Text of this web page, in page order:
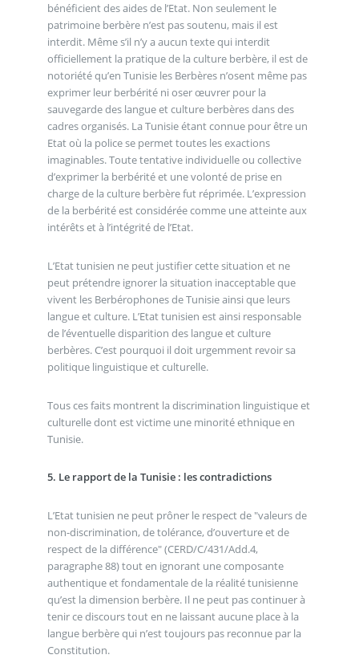
bénéficient des aides de l’Etat. Non seulement le
patrimoine berbère n’est pas soutenu, mais il est
interdit. Même s’il n’y a aucun texte qui interdit
officiellement la pratique de la culture berbère, il est de
notoriété qu’en Tunisie les Berbères n’osent même pas
exprimer leur berbérité ni oser œuvrer pour la
sauvegarde des langue et culture berbères dans des
cadres organisés. La Tunisie étant connue pour être un
Etat où la police se permet toutes les exactions
imaginables. Toute tentative individuelle ou collective
d’exprimer la berbérité et une volonté de prise en
charge de la culture berbère fut réprimée. L’expression
de la berbérité est considérée comme une atteinte aux
intérêts et à l’intégrité de l’Etat.
L’Etat tunisien ne peut justifier cette situation et ne
peut prétendre ignorer la situation inacceptable que
vivent les Berbérophones de Tunisie ainsi que leurs
langue et culture. L’Etat tunisien est ainsi responsable
de l’éventuelle disparition des langue et culture
berbères. C’est pourquoi il doit urgemment revoir sa
politique linguistique et culturelle.
Tous ces faits montrent la discrimination linguistique et
culturelle dont est victime une minorité ethnique en
Tunisie.
5. Le rapport de la Tunisie : les contradictions
L’Etat tunisien ne peut prôner le respect de "valeurs de
non-discrimination, de tolérance, d’ouverture et de
respect de la différence" (CERD/C/431/Add.4,
paragraphe 88) tout en ignorant une composante
authentique et fondamentale de la réalité tunisienne
qu’est la dimension berbère. Il ne peut pas continuer à
tenir ce discours tout en ne laissant aucune place à la
langue berbère qui n’est toujours pas reconnue par la
Constitution.